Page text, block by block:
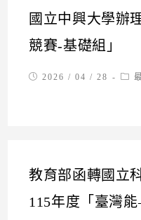
國立中興大學辦
競賽-基礎組」
Post2026 / 04 / 28
Post
教育部函轉國立
115年度「臺灣